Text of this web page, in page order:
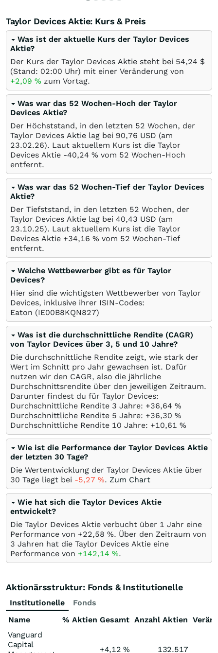
Taylor Devices Aktie: Kurs & Preis
Was ist der aktuelle Kurs der Taylor Devices
Aktie?
Der Kurs der Taylor Devices Aktie steht bei 54,24 $
(Stand: 02:00 Uhr) mit einer Veränderung von
+2,09 % zum Vortag.
Was war das 52 Wochen-Hoch der Taylor
Devices Aktie?
Der Höchststand, in den letzten 52 Wochen, der
Taylor Devices Aktie lag bei 90,76 USD (am
23.02.26). Laut aktuellem Kurs ist die Taylor
Devices Aktie -40,24 % vom 52 Wochen-Hoch
entfernt.
Was war das 52 Wochen-Tief der Taylor Devices
Aktie?
Der Tiefststand, in den letzten 52 Wochen, der
Taylor Devices Aktie lag bei 40,43 USD (am
23.10.25). Laut aktuellem Kurs ist die Taylor
Devices Aktie +34,16 % vom 52 Wochen-Tief
entfernt.
Welche Wettbewerber gibt es für Taylor
Devices?
Hier sind die wichtigsten Wettbewerber von Taylor
Devices, inklusive ihrer ISIN-Codes:
Eaton (IE00B8KQN827)
Was ist die durchschnittliche Rendite (CAGR)
von Taylor Devices über 3, 5 und 10 Jahre?
Die durchschnittliche Rendite zeigt, wie stark der
Wert im Schnitt pro Jahr gewachsen ist. Dafür
nutzen wir den CAGR, also die jährliche
Durchschnittsrendite über den jeweiligen Zeitraum.
Darunter findest du für Taylor Devices:
Durchschnittliche Rendite 3 Jahre: +36,64 %
Durchschnittliche Rendite 5 Jahre: +36,30 %
Durchschnittliche Rendite 10 Jahre: +10,61 %
Wie ist die Performance der Taylor Devices Aktie
der letzten 30 Tage?
Die Wertentwicklung der Taylor Devices Aktie über
30 Tage liegt bei -5,27 %. Zum Chart
Wie hat sich die Taylor Devices Aktie
entwickelt?
Die Taylor Devices Aktie verbucht über 1 Jahr eine
Performance von +22,58 %. Über den Zeitraum von
3 Jahren hat die Taylor Devices Aktie eine
Performance von +142,14 %.
Aktionärsstruktur: Fonds & Institutionelle
Institutionelle
Fonds
Name
% Aktien Gesamt Anzahl Aktien
Vanguard
Capital
+4,12% 132.517